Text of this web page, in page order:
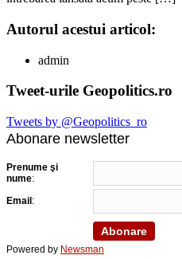
Autorul acestui articol:
admin
Tweet-urile Geopolitics.ro
Tweets by @Geopolitics_ro
Abonare newsletter
Prenume şi
nume:
Email :
Powered by Newsman